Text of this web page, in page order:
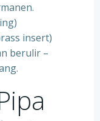
insert)
berulir –